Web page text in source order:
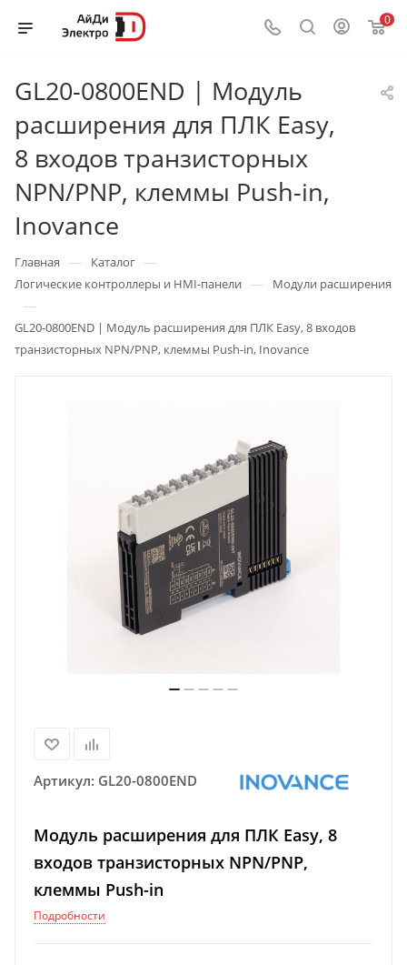
0
GL20-0800END | Модуль
расширения для ПЛК Easy,
8 входов транзисторных
NPN/PNP, клеммы Push-in,
Inovance
Главная — Каталог —
Логические контроллеры и HMI-панели — Модули расширения
—
GL20-0800END | Модуль расширения для ПЛК Easy, 8 входов
транзисторных NPN/PNP, клеммы Push-in, Inovance
Артикул: GL20-0800END
Модуль расширения для ПЛК Easy, 8
входов транзисторных NPN/PNP,
клеммы Push-in
Подробности